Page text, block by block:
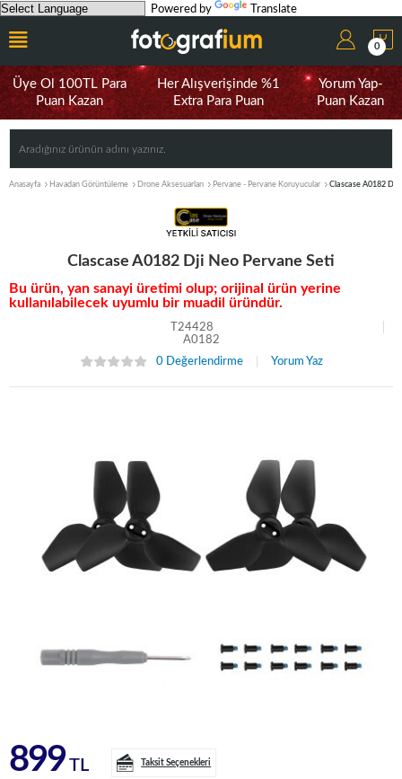
Powered by Translate
0
Üye Ol 100TL Para
Puan Kazan
Her Alışverişinde %1
Extra Para Puan
Yorum Yap-
Puan Kazan
Anasayfa Havadan Görüntüleme Drone Aksesuarları Pervane - Pervane Koruyucular Clascase A0182 Dji
Clascase A0182 Dji Neo Pervane Seti
Bu ürün, yan sanayi üretimi olup; orijinal ürün yerine
kullanılabilecek uyumlu bir muadil üründür.
T24428
A0182
0 Değerlendirme
Yorum Yaz
899 TL Taksit Seçenekleri